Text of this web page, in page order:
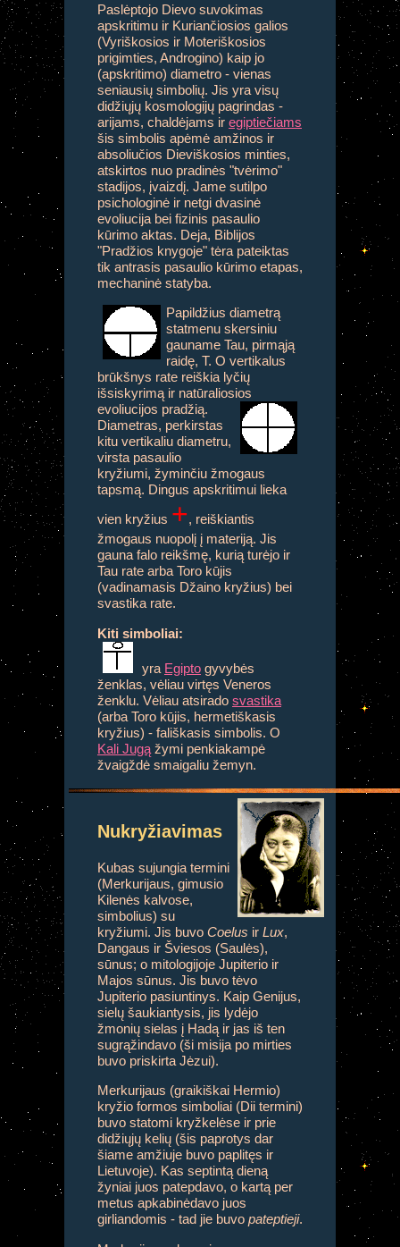
Paslėptojo Dievo suvokimas
apskritimu ir Kuriančiosios galios
(Vyriškosios ir Moteriškosios
prigimties, Androgino) kaip jo
(apskritimo) diametro - vienas
seniausių simbolių. Jis yra visų
didžiųjų kosmologijų pagrindas -
arijams, chaldėjams ir egiptiečiams
šis simbolis apėmė amžinos ir
absoliučios Dieviškosios minties,
atskirtos nuo pradinės "tvėrimo"
stadijos, įvaizdį. Jame sutilpo
psichologinė ir netgi dvasinė
evoliucija bei fizinis pasaulio
kūrimo aktas. Deja, Biblijos
"Pradžios knygoje" tėra pateiktas
tik antrasis pasaulio kūrimo etapas,
mechaninė statyba.
Papildžius diametrą
statmenu skersiniu
gauname Tau, pirmąją
raidę, T. O vertikalus
brūkšnys rate reiškia lyčių
išsiskyrimą ir natūraliosios
evoliucijos pradžią.
Diametras, perkirstas
kitu vertikaliu diametru,
virsta pasaulio
kryžiumi, žyminčiu žmogaus
tapsmą. Dingus apskritimui lieka
vien kryžius +, reiškiantis
žmogaus nuopolį į materiją. Jis
gauna falo reikšmę, kurią turėjo ir
Tau rate arba Toro kūjis
(vadinamasis Džaino kryžius) bei
svastika rate.
Kiti simboliai:
yra Egipto gyvybės
ženklas, vėliau virtęs Veneros
ženklu. Vėliau atsirado svastika
(arba Toro kūjis, hermetiškasis
kryžius) - fališkasis simbolis. O
Kali Jugą žymi penkiakampė
žvaigždė smaigaliu žemyn.
Nukryžiavimas
Kubas sujungia termini
(Merkurijaus, gimusio
Kilenės kalvose,
simbolius) su
kryžiumi. Jis buvo Coelus ir Lux,
Dangaus ir Šviesos (Saulės),
sūnus; o mitologijoje Jupiterio ir
Majos sūnus. Jis buvo tėvo
Jupiterio pasiuntinys. Kaip Genijus,
sielų šaukiantysis, jis lydėjo
žmonių sielas į Hadą ir jas iš ten
sugrąžindavo (ši misija po mirties
buvo priskirta Jėzui).
Merkurijaus (graikiškai Hermio)
kryžio formos simboliai (Dii termini)
buvo statomi kryžkelėse ir prie
didžiųjų kelių (šis paprotys dar
šiame amžiuje buvo paplitęs ir
Lietuvoje). Kas septintą dieną
žyniai juos patepdavo, o kartą per
metus apkabinėdavo juos
girliandomis - tad jie buvo pateptieji.